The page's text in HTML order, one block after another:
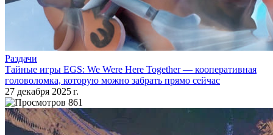
Раздачи
Тайные игры EGS: We Were Here Together — кооперативная
головоломка, которую можно забрать прямо сейчас
27 декабря 2025 г.
861